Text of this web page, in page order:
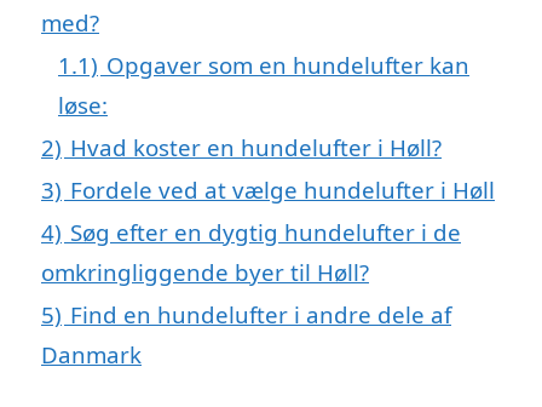
med?
1.1) Opgaver som en hundelufter kan
løse:
2) Hvad koster en hundelufter i Høll?
3) Fordele ved at vælge hundelufter i Høll
4) Søg efter en dygtig hundelufter i de
omkringliggende byer til Høll?
5) Find en hundelufter i andre dele af
Danmark